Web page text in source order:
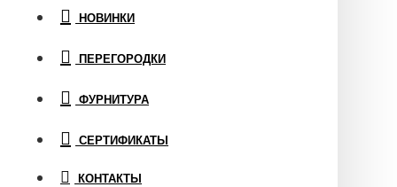
НОВИНКИ
ПЕРЕГОРОДКИ
ФУРНИТУРА
СЕРТИФИКАТЫ
КОНТАКТЫ